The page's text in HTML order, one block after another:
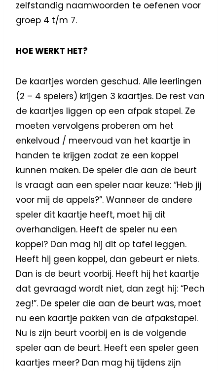
zelfstandig naamwoorden te oefenen voor
groep 4 t/m 7.
HOE WERKT HET?
De kaartjes worden geschud. Alle leerlingen
(2 – 4 spelers) krijgen 3 kaartjes. De rest van
de kaartjes liggen op een afpak stapel. Ze
moeten vervolgens proberen om het
enkelvoud / meervoud van het kaartje in
handen te krijgen zodat ze een koppel
kunnen maken. De speler die aan de beurt
is vraagt aan een speler naar keuze: “Heb jij
voor mij de appels?”. Wanneer de andere
speler dit kaartje heeft, moet hij dit
overhandigen. Heeft de speler nu een
koppel? Dan mag hij dit op tafel leggen.
Heeft hij geen koppel, dan gebeurt er niets.
Dan is de beurt voorbij. Heeft hij het kaartje
dat gevraagd wordt niet, dan zegt hij: “Pech
zeg!”. De speler die aan de beurt was, moet
nu een kaartje pakken van de afpakstapel.
Nu is zijn beurt voorbij en is de volgende
speler aan de beurt. Heeft een speler geen
kaartjes meer? Dan mag hij tijdens zijn